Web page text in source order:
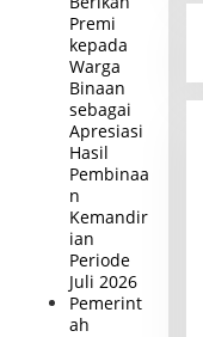
Premi
kepada
Warga
Binaan
sebagai
Apresiasi
Hasil
Pembinaa
n
Kemandir
ian
Periode
Juli 2026
Pemerint
ah